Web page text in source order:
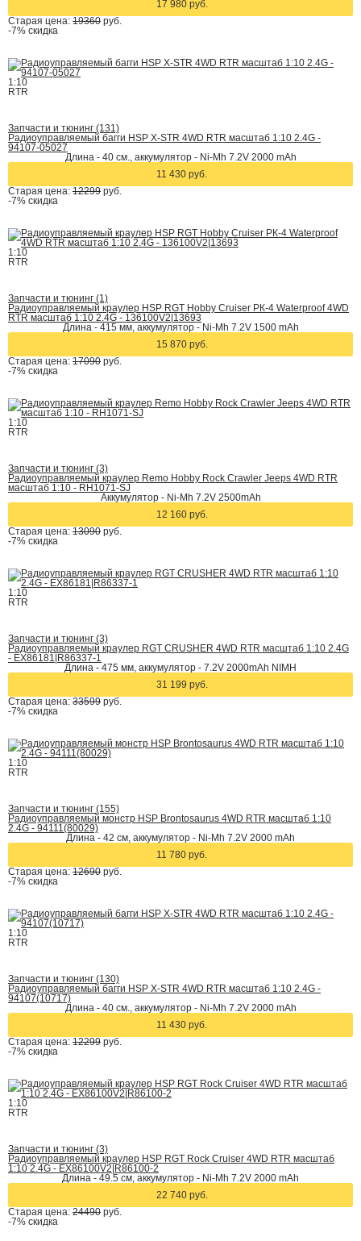
17 980 руб.
Старая цена: 19360 руб.
-7% скидка
1:10
RTR
Запчасти и тюнинг (131)
Радиоуправляемый багги HSP X-STR 4WD RTR масштаб 1:10 2.4G -
94107-05027
Длина - 40 см., аккумулятор - Ni-Mh 7.2V 2000 mAh
11 430 руб.
Старая цена: 12299 руб.
-7% скидка
1:10
RTR
Запчасти и тюнинг (1)
Радиоуправляемый краулер HSP RGT Hobby Cruiser РК-4 Waterproof 4WD
RTR масштаб 1:10 2.4G - 136100V2|13693
Длина - 415 мм, аккумулятор - Ni-Mh 7.2V 1500 mAh
15 870 руб.
Старая цена: 17090 руб.
-7% скидка
1:10
RTR
Запчасти и тюнинг (3)
Радиоуправляемый краулер Remo Hobby Rock Crawler Jeeps 4WD RTR
масштаб 1:10 - RH1071-SJ
Аккумулятор - Ni-Mh 7.2V 2500mAh
12 160 руб.
Старая цена: 13090 руб.
-7% скидка
1:10
RTR
Запчасти и тюнинг (3)
Радиоуправляемый краулер RGT CRUSHER 4WD RTR масштаб 1:10 2.4G
- EX86181|R86337-1
Длина - 475 мм, аккумулятор - 7.2V 2000mAh NIMH
31 199 руб.
Старая цена: 33599 руб.
-7% скидка
1:10
RTR
Запчасти и тюнинг (155)
Радиоуправляемый монстр HSP Brontosaurus 4WD RTR масштаб 1:10
2.4G - 94111(80029)
Длина - 42 cм, аккумулятор - Ni-Mh 7.2V 2000 mAh
11 780 руб.
Старая цена: 12690 руб.
-7% скидка
1:10
RTR
Запчасти и тюнинг (130)
Радиоуправляемый багги HSP X-STR 4WD RTR масштаб 1:10 2.4G -
94107(10717)
Длина - 40 см., аккумулятор - Ni-Mh 7.2V 2000 mAh
11 430 руб.
Старая цена: 12299 руб.
-7% скидка
1:10
RTR
Запчасти и тюнинг (3)
Радиоуправляемый краулер HSP RGT Rock Cruiser 4WD RTR масштаб
1:10 2.4G - EX86100V2|R86100-2
Длина - 49.5 см, аккумулятор - Ni-Mh 7.2V 2000 mAh
22 740 руб.
Старая цена: 24490 руб.
-7% скидка